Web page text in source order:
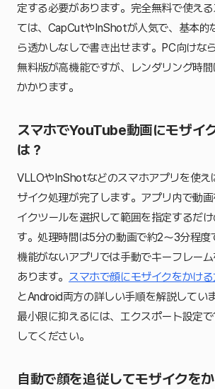
定する必要があります。完全無料で使え
ては、CapCutやInShotが人気で、基本的
ら透かしなしで書き出せます。PC向けな
無料版が高機能ですが、レンダリング時
かかります。
スマホでYouTube動画にモザイ
は？
VLLOやInShotなどのスマホアプリを使え
ザイク処理が完了します。アプリ内で動
イクツールを選択して範囲を指定するだ
す。処理時間は5分の動画で約2〜3分程度
機能がないアプリでは手動でキーフレー
あります。 スマホで顔にモザイクをかけ
とAndroid両方の詳しい手順を解説してい
最小限に抑えるには、エクスポート設定
してください。
自動で顔を追従してモザイクを